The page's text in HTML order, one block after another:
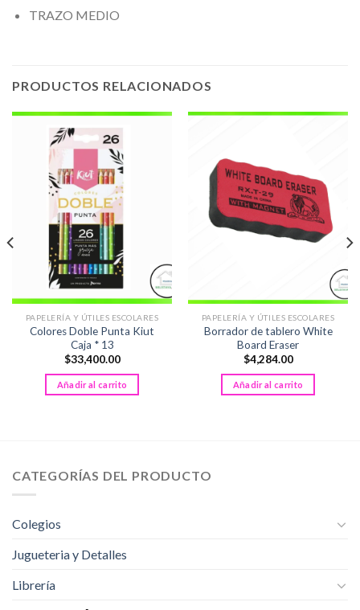
TRAZO MEDIO
PRODUCTOS RELACIONADOS
PAPELERÍA Y ÚTILES ESCOLARES
Colores Doble Punta Kiut
Caja * 13
$33,400.00
Añadir al carrito
PAPELERÍA Y ÚTILES ESCOLARES
Borrador de tablero White
Board Eraser
$4,284.00
Añadir al carrito
CATEGORÍAS DEL PRODUCTO
Colegios
Jugueteria y Detalles
Librería